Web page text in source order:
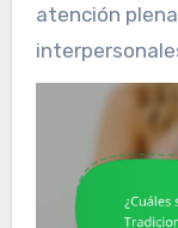
atención